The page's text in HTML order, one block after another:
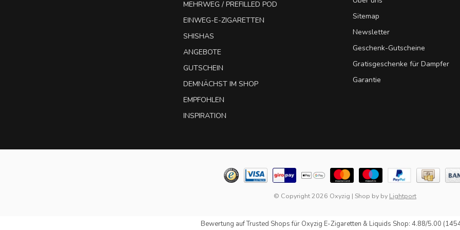
MEHRWEG / PREFILLED POD
EINWEG-E-ZIGARETTEN
SHISHAS
ANGEBOTE
GUTSCHEIN
DEMNÄCHST IM SHOP
EMPFOHLEN
INSPIRATION
Sitemap
Newsletter
Geschenk-Gutscheine
Gratisgeschenke für Dampfer
Garantie
© Copyright 2026 Oxyzig | Shop by by Lightport
Bewertung aufTrusted Shopsfür Oxyzig E-Zigaretten & Liquids Shop: 4.88/5.00